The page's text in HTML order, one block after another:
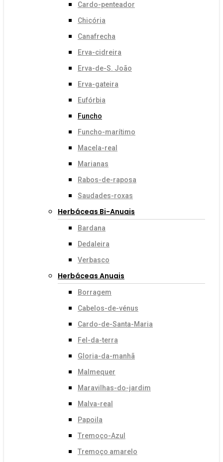
Cardo-penteador
Chicória
Canafrecha
Erva-cidreira
Erva-de-S. João
Erva-gateira
Eufórbia
Funcho
Funcho-marítimo
Macela-real
Marianas
Rabos-de-raposa
Saudades-roxas
Herbáceas Bi-Anuais
Bardana
Dedaleira
Verbasco
Herbáceas Anuais
Borragem
Cabelos-de-vénus
Cardo-de-Santa-Maria
Fel-da-terra
Gloria-da-manhã
Malmequer
Maravilhas-do-jardim
Malva-real
Papoila
Tremoço-Azul
Tremoço amarelo